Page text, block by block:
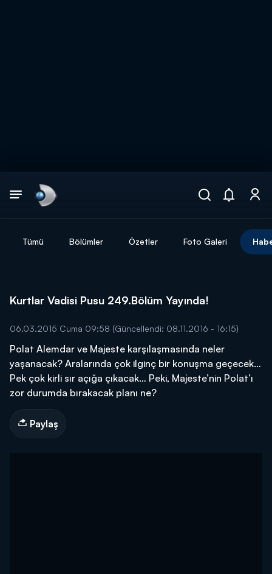
Tümü Bölümler Özetler Foto Galeri
Kurtlar Vadisi Pusu 249.Bölüm Yayında!
06.03.2015 Cuma 09:58 (Güncellendi: 08.11.2016 - 16:15)
Polat Alemdar ve Majeste karşılaşmasında neler
yaşanacak? Aralarında çok ilginç bir konuşma geçecek…
Pek çok kirli sır açığa çıkacak… Peki, Majeste’nin Polat’ı
zor durumda bırakacak planı ne?
Paylaş